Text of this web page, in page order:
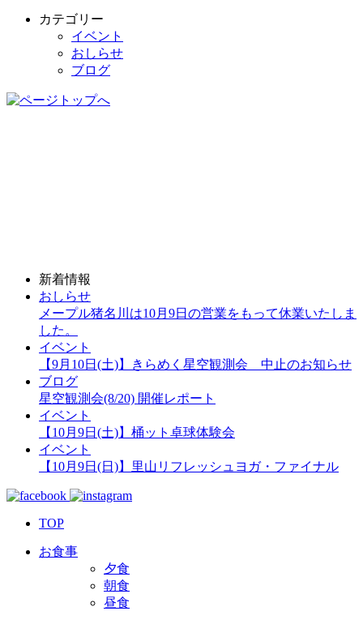
カテゴリー
イベント
おしらせ
ブログ
新着情報
おしらせ
メープル猪名川は10月9日の営業をもって休業いたしま
した。
イベント
【9月10日(土)】きらめく星空観測会 中止のお知らせ
ブログ
星空観測会(8/20) 開催レポート
イベント
【10月9日(土)】桶ット卓球体験会
イベント
【10月9日(日)】里山リフレッシュヨガ・ファイナル
TOP
お食事
夕食
朝食
昼食